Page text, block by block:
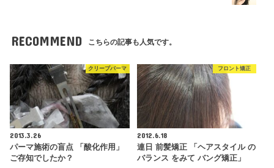
RECOMMEND こちらの記事も人気です。
クリープパーマ
2013.3.26
パーマ施術の盲点 「酸化作用」
ご存知でしたか？
フロント矯正
2012.6.18
連日 前髪矯正 「ヘアスタイル の
バランス をみて バング矯正」